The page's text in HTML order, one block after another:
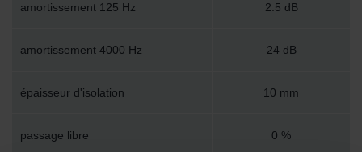
amortissement 125 Hz 2.5 dB
amortissement 4000 Hz 24 dB
épaisseur d'isolation 10 mm
passage libre 0 %